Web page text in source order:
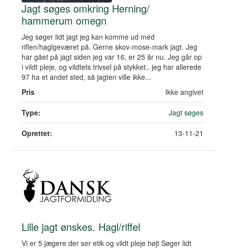
Jagt søges omkring Herning/
hammerum omegn
Jeg søger lidt jagt jeg kan komme ud med
riflen/haglgeværet på. Gerne skov-mose-mark jagt. Jeg
har gået på jagt siden jeg var 16, er 25 år nu. Jeg går op
i vildt pleje, og vildtets trivsel på stykket.. jeg har allerede
97 ha et andet sted, så jagten ville ikke...
Pris
Ikke angivet
Type: Jagt søges
Oprettet: 13-11-21
Lille jagt ønskes. Hagl/riffel
Vi er 5 jægere der ser etik og vildt pleje højt Søger lidt